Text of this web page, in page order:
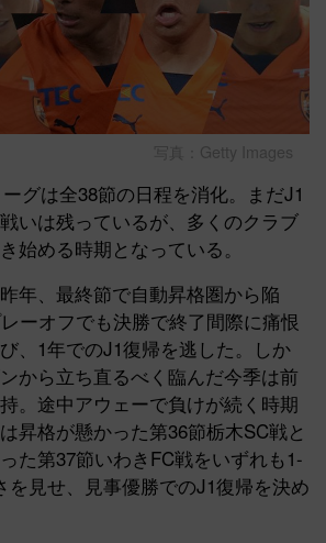
写真：Getty Images
グは全38節の日程を消化。まだJ1
いは残っているが、多くのクラブ
始める時期となっている。
年、最終節で自動昇格圏から陥
ーオフでも決勝で終了間際に痛恨
、1年でのJ1復帰を逃した。しか
から立ち直るべく臨んだ今季は前
。途中アウェーで負けが続く時期
昇格が懸かった第36節栃木SC戦と
た第37節いわきFC戦をいずれも1-
を見せ、見事優勝でのJ1復帰を決め